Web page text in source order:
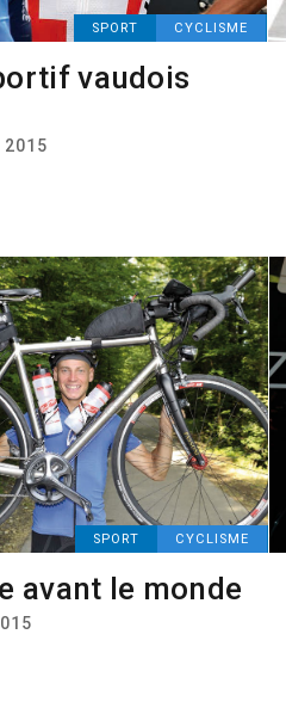
SPORT CYCLISME
vaudois
2015
SPORT CYCLISME
avant le monde